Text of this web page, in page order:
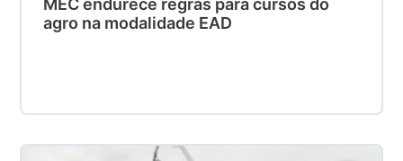
MEC endurece regras para cursos do
agro na modalidade EAD